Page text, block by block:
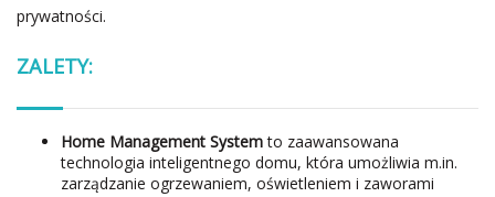
prywatności.
ZALETY:
Home Management Systemto zaawansowana
technologia inteligentnego domu, która umożliwia m.in.
zarządzanie ogrzewaniem, oświetleniem i zaworami